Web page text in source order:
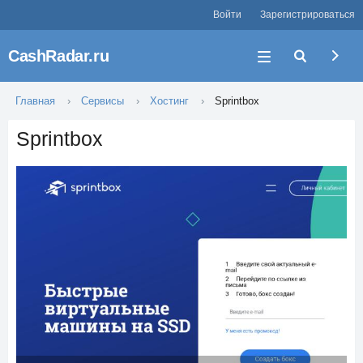
Войти Зарегистрироваться
CashRadar.ru
Главная Сервисы Хостинг Sprintbox
Sprintbox